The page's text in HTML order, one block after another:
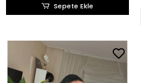
Sepete Ekle